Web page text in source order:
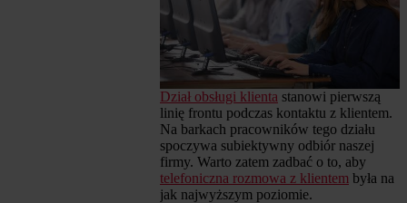
Dział obsługi klienta stanowi pierwszą
linię frontu podczas kontaktu z klientem.
Na barkach pracowników tego działu
spoczywa subiektywny odbiór naszej
firmy. Warto zatem zadbać o to, aby
telefoniczna rozmowa z klientem była na
jak najwyższym poziomie.